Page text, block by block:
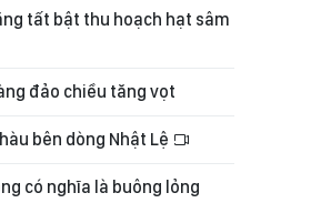
tất bật thu hoạch hạt sâm
đảo chiều tăng vọt
bên dòng Nhật Lệ
có nghĩa là buông lỏng